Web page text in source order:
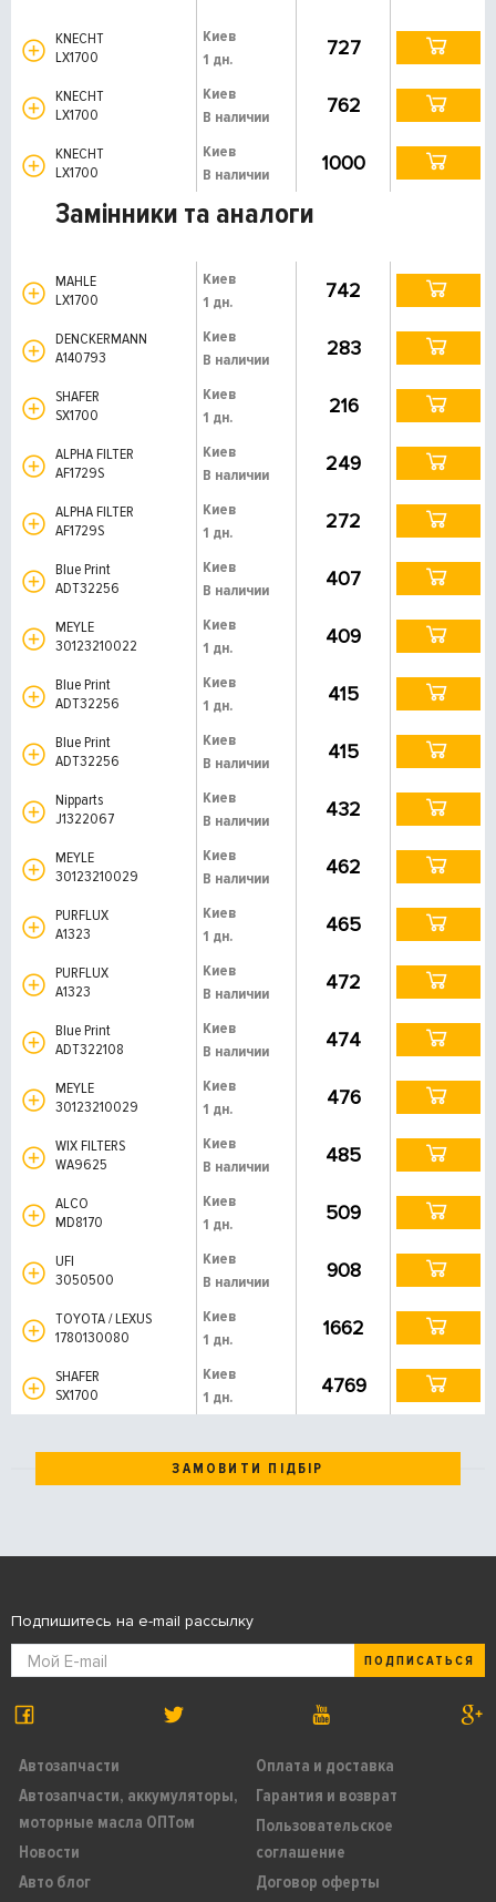
KNECHT
LX1700
Киев
1 дн.
727
KNECHT
LX1700
Киев
В наличии
762
KNECHT
LX1700
Киев
В наличии
1000
Замінники та аналоги
MAHLE
LX1700
Киев
1 дн.
742
DENCKERMANN
A140793
Киев
В наличии
283
SHAFER
SX1700
Киев
1 дн.
216
ALPHA FILTER
AF1729S
Киев
В наличии
249
ALPHA FILTER
AF1729S
Киев
1 дн.
272
Blue Print
ADT32256
Киев
В наличии
407
MEYLE
30123210022
Киев
1 дн.
409
Blue Print
ADT32256
Киев
1 дн.
415
Blue Print
ADT32256
Киев
В наличии
415
Nipparts
J1322067
Киев
В наличии
432
MEYLE
30123210029
Киев
В наличии
462
PURFLUX
A1323
Киев
1 дн.
465
PURFLUX
A1323
Киев
В наличии
472
Blue Print
ADT322108
Киев
В наличии
474
MEYLE
30123210029
Киев
1 дн.
476
WIX FILTERS
WA9625
Киев
В наличии
485
ALCO
MD8170
Киев
1 дн.
509
UFI
3050500
Киев
В наличии
908
TOYOTA / LEXUS
1780130080
Киев
1 дн.
1662
SHAFER
SX1700
Киев
1 дн.
4769
ЗАМОВИТИ ПІДБІР
Автозапчасти
Автозапчасти, аккумуляторы,
моторные масла ОПТом
Новости
Авто блог
Оплата и доставка
Гарантия и возврат
Пользовательское
соглашение
Договор оферты
Подпишитесь на e-mail рассылку
ПОДПИСАТЬСЯ